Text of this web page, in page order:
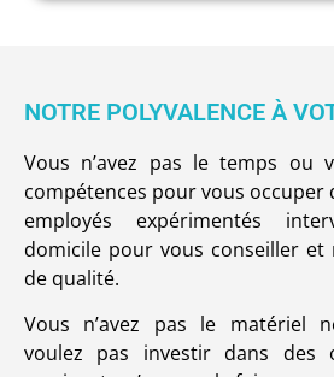
NOTRE POLYVALENCE À
Vous n’avez pas le temps ou
compétences pour vous occuper
employés expérimentés
domicile pour vous conseiller et
de qualité.
Vous n’avez pas le matériel
voulez pas investir dans des